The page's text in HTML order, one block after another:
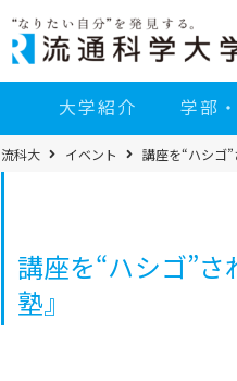
大学紹介 学部
パ
ン
流科大 イベント 講座を“ハシゴ
講座を“ハシゴ”
塾』